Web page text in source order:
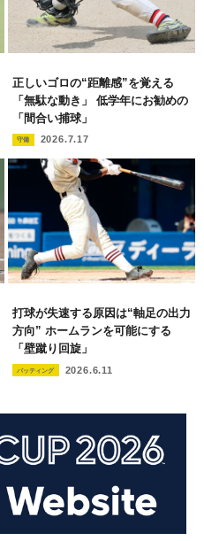
正しいゴロの“距離感”を覚える
「無駄な動き」 低学年にお勧めの
「間合い捕球」
守備 2026.7.17
打球が失速する原因は“軸足の出力
方向” ホームランを可能にする
「壁蹴り回旋」
バッティング 2026.6.11